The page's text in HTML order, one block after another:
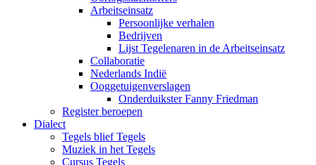
Arbeitseinsatz
Persoonlijke verhalen
Bedrijven
Lijst Tegelenaren in de Arbeitseinsatz
Collaboratie
Nederlands Indië
Ooggetuigenverslagen
Onderduikster Fanny Friedman
Register beroepen
Dialect
Tegels blief Tegels
Muziek in het Tegels
Cursus Tegels